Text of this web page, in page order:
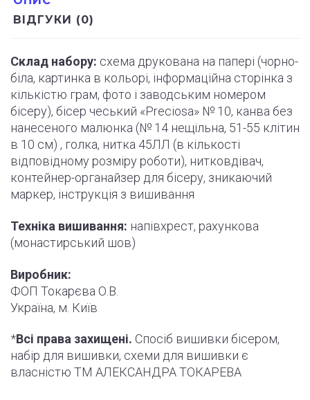
ВІДГУКИ (0)
Склад набору: схема друкована на папері (чорно-
біла, картинка в кольорі, інформаційна сторінка з
кількістю грам, фото і заводським номером
бісеру), бісер чеський «Preciosa» № 10, канва без
нанесеного малюнка (№ 14 нещільна, 51-55 клітин
в 10 см) , голка, нитка 45ЛЛ (в кількості
відповідному розміру роботи), нитковдівач,
контейнер-органайзер для бісеру, зникаючий
маркер, інструкція з вишивання
Техніка вишивання: напівхрест, рахункова
(монастирський шов)
Виробник:
ФОП Токарєва О.В.
Україна, м. Київ
*Всі права захищені. Спосіб вишивки бісером,
набір для вишивки, схеми для вишивки є
власністю ТМ АЛЕКСАНДРА ТОКАРЕВА